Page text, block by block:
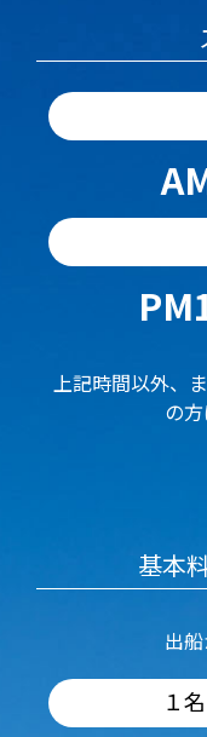
上記時間以外、
の
基本
出
１